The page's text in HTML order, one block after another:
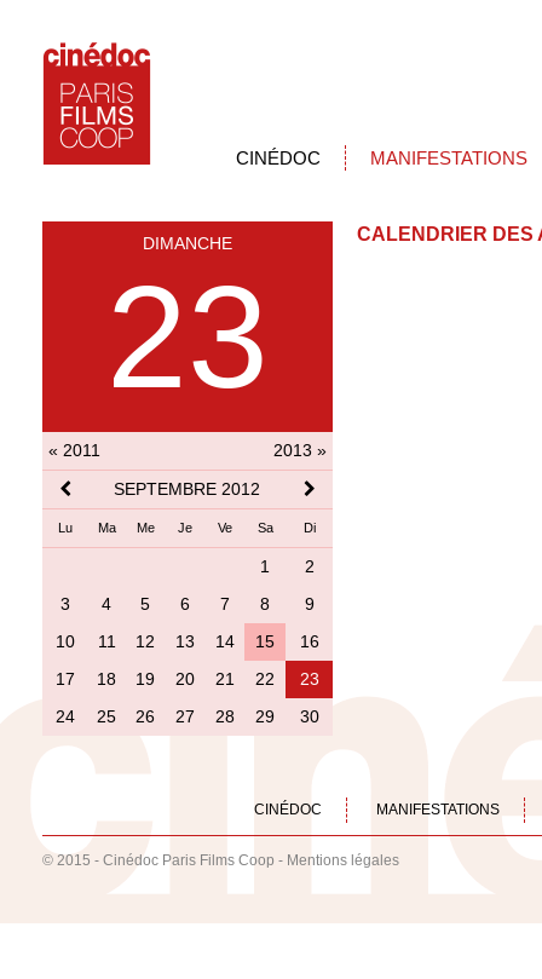
CINÉDOC MANIFESTATIONS
DIMANCHE
23
« 2011
2013 »
SEPTEMBRE 2012
Lu Ma Me Je Ve Sa Di
1
2
3
4 5 6 7 8
9
10
11 12 13 14 15
16
17
18 19 20 21 22
23
24
25 26 27 28 29 30
CALENDRIER DES
CINÉDOC MANIFESTATIONS
© 2015 - Cinédoc Paris Films Coop - Mentions légales